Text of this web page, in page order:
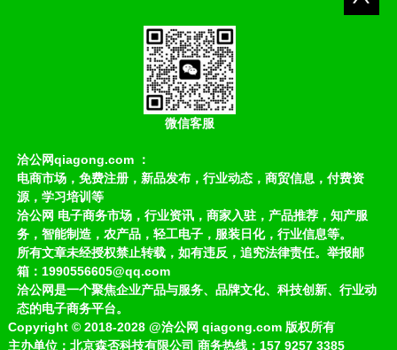
微信客服
洽公网qiagong.com ：
电商市场，免费注册，新品发布，行业动态，商贸信息，付费资
源，学习培训等
洽公网 电子商务市场，行业资讯，商家入驻，产品推荐，知产服
务，智能制造，农产品，轻工电子，服装日化，行业信息等。
所有文章未经授权禁止转载，如有违反，追究法律责任。举报邮
箱：1990556605@qq.com
洽公网是一个聚焦企业产品与服务、品牌文化、科技创新、行业动
态的电子商务平台。
Copyright ©2018-2028 @洽公网 qiagong.com 版权所有
主办单位：北京森否科技有限公司 商务热线：157 9257 3385